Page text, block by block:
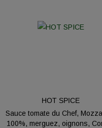
HOT SPICE
Sauce tomate du Chef,
100%, merguez, oignons,